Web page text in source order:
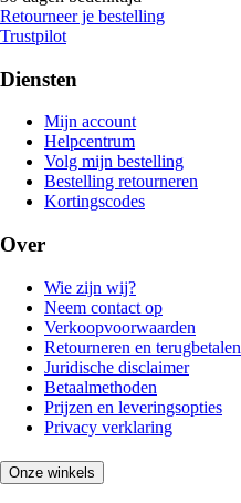
Retourneer je bestelling
Trustpilot
Diensten
Mijn account
Helpcentrum
Volg mijn bestelling
Bestelling retourneren
Kortingscodes
Over
Wie zijn wij?
Neem contact op
Verkoopvoorwaarden
Retourneren en terugbetalen
Juridische disclaimer
Betaalmethoden
Prijzen en leveringsopties
Privacy verklaring
Onze winkels